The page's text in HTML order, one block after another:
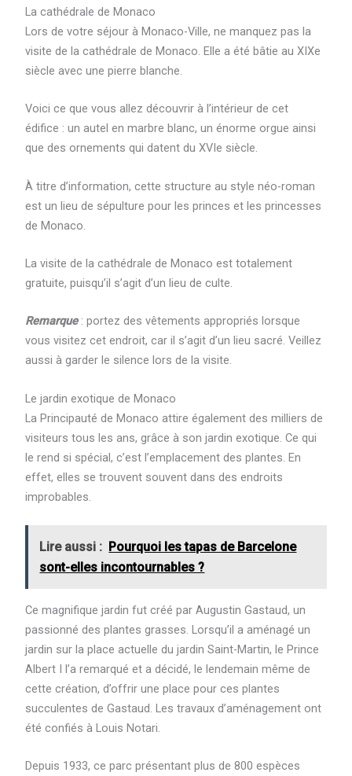
La cathédrale de Monaco
Lors de votre séjour à Monaco-Ville, ne manquez pas la
visite de la cathédrale de Monaco. Elle a été bâtie au XIXe
siècle avec une pierre blanche.
Voici ce que vous allez découvrir à l’intérieur de cet
édifice : un autel en marbre blanc, un énorme orgue ainsi
que des ornements qui datent du XVIe siècle.
À titre d’information, cette structure au style néo-roman
est un lieu de sépulture pour les princes et les princesses
de Monaco.
La visite de la cathédrale de Monaco est totalement
gratuite, puisqu’il s’agit d’un lieu de culte.
Remarque: portez des vêtements appropriés lorsque
vous visitez cet endroit, car il s’agit d’un lieu sacré. Veillez
aussi à garder le silence lors de la visite.
Le jardin exotique de Monaco
La Principauté de Monaco attire également des milliers de
visiteurs tous les ans, grâce à son jardin exotique. Ce qui
le rend si spécial, c’est l’emplacement des plantes. En
effet, elles se trouvent souvent dans des endroits
improbables.
Lire aussi : Pourquoi les tapas de Barcelone
sont-elles incontournables ?
Ce magnifique jardin fut créé par Augustin Gastaud, un
passionné des plantes grasses. Lorsqu’il a aménagé un
jardin sur la place actuelle du jardin Saint-Martin, le Prince
Albert I l’a remarqué et a décidé, le lendemain même de
cette création, d’offrir une place pour ces plantes
succulentes de Gastaud. Les travaux d’aménagement ont
été confiés à Louis Notari.
Depuis 1933, ce parc présentant plus de 800 espèces